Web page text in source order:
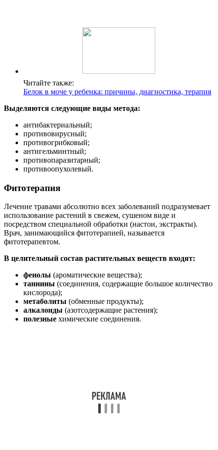
Читайте также:
Белок в моче у ребенка: причины, диагностика, терапия
Выделяются следующие виды метода:
антибактериальный;
противовирусный;
противогрибковый;
антигельминтный;
противопаразитарный;
противоопухолевый.
Фитотерапия
Лечение травами абсолютно всех заболеваний подразумевает
использование растений в свежем, сушеном виде и
посредством специальной обработки (настои, экстракты).
Врач, занимающийся фитотерапией, называется
фитотерапевтом.
В целительный состав растительных веществ входят:
фенолы (ароматические вещества);
таннины (соединения, содержащие большое количество
кислорода);
метаболиты (обменные продукты);
алкалоиды (азотсодержащие растения);
полезные химические соединения.